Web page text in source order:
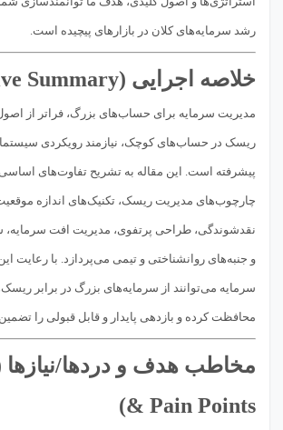
رشد سرمایه‌های کلان در بازارهای پیچیده است.
خلاصه اجرایی (Executive Summary)
مدیریت سرمایه برای حساب‌های بزرگ، فراتر از
ریسک در حساب‌های کوچک، نیازمند رویکردی
پیشرفته است. این مقاله به تشریح تفاوت‌های
چارچوب‌های مدیریت ریسک، تکنیک‌های اندازه
نقدشوندگی، طراحی پرتفوی، مدیریت افت سرمایه،
و جنبه‌های روانشناختی و تیمی می‌پردازد. با رعایت
سرمایه می‌توانند از سرمایه‌های بزرگ در برابر
محافظت کرده و بازدهی پایدار و قابل قبولی را تضمین
& Pain Points)